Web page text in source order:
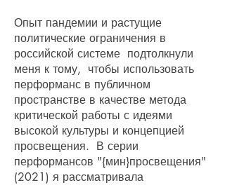
Опыт пандемии и растущие
политические ограничения в
российской системе подтолкнули
меня к тому, чтобы использовать
перформанс в публичном
пространстве в качестве метода
критической работы с идеями
высокой культуры и концепцией
просвещения. В серии
перформансов "{мин}просвещения"
(2021) я рассматривала